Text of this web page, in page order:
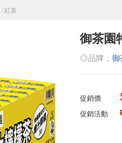
/ 紅茶
御茶園
◎品牌： 御
促銷價
促銷活動